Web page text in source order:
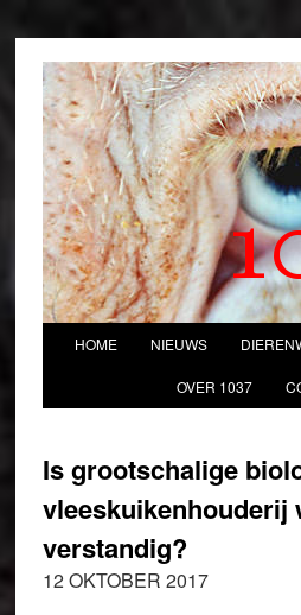
HOME NIEUWS
OVER 1037
Is grootschalige
vleeskuikenhouderij
verstandig?
12 OKTOBER 2017